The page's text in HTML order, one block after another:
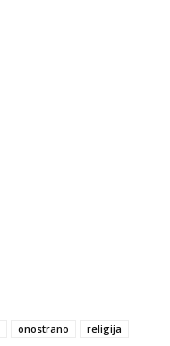
onostrano
religija